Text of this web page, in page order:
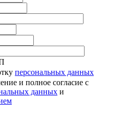
персональных данных
и полное согласие с
данных и